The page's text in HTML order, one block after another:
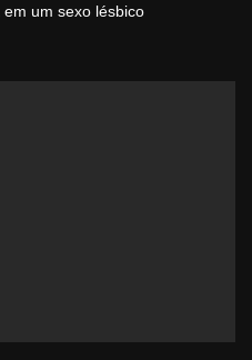
um sexo lésbico